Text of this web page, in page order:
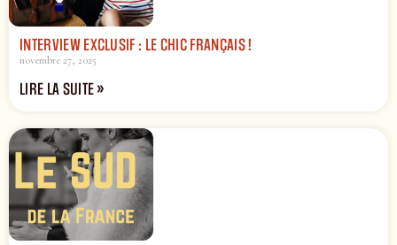
INTERVIEW EXCLUSIF : LE CHIC FRANÇAIS !
novembre 27, 2025
LIRE LA SUITE »